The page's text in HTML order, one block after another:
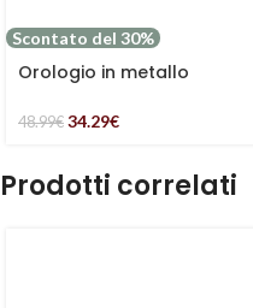
Scontato del 30%
Orologio in metallo
48.99€ 34.29€
Prodotti correlati